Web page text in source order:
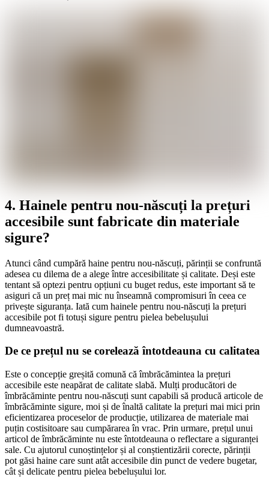
4. Hainele pentru nou-născuți la prețuri
accesibile sunt fabricate din materiale
sigure?
Atunci când cumpără haine pentru nou-născuți, părinții se confruntă
adesea cu dilema de a alege între accesibilitate și calitate. Deși este
tentant să optezi pentru opțiuni cu buget redus, este important să te
asiguri că un preț mai mic nu înseamnă compromisuri în ceea ce
privește siguranța. Iată cum hainele pentru nou-născuți la prețuri
accesibile pot fi totuși sigure pentru pielea bebelușului
dumneavoastră.
De ce prețul nu se corelează întotdeauna cu calitatea
Este o concepție greșită comună că îmbrăcămintea la prețuri
accesibile este neapărat de calitate slabă. Mulți producători de
îmbrăcăminte pentru nou-născuți sunt capabili să producă articole de
îmbrăcăminte sigure, moi și de înaltă calitate la prețuri mai mici prin
eficientizarea proceselor de producție, utilizarea de materiale mai
puțin costisitoare sau cumpărarea în vrac. Prin urmare, prețul unui
articol de îmbrăcăminte nu este întotdeauna o reflectare a siguranței
sale. Cu ajutorul cunoștințelor și al conștientizării corecte, părinții
pot găsi haine care sunt atât accesibile din punct de vedere bugetar,
cât și delicate pentru pielea bebelușului lor.